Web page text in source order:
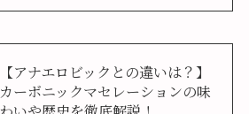
【アナエロビックとの違いは？】
カーボニックマセレーションの味